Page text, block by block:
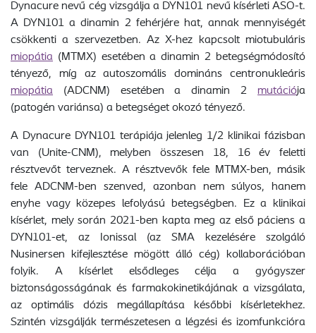
Dynacure nevű cég vizsgálja a DYN101 nevű kísérleti ASO-t.
A DYN101 a dinamin 2 fehérjére hat, annak mennyiségét
csökkenti a szervezetben. Az X-hez kapcsolt miotubuláris
miopátia (MTMX) esetében a dinamin 2 betegségmódosító
tényező, míg az autoszomális domináns centronukleáris
miopátia (ADCNM) esetében a dinamin 2 mutációja
(patogén variánsa) a betegséget okozó tényező.
A Dynacure DYN101 terápiája jelenleg 1/2 klinikai fázisban
van (Unite-CNM), melyben összesen 18, 16 év feletti
résztvevőt terveznek. A résztvevők fele MTMX-ben, másik
fele ADCNM-ben szenved, azonban nem súlyos, hanem
enyhe vagy közepes lefolyású betegségben. Ez a klinikai
kísérlet, mely során 2021-ben kapta meg az első páciens a
DYN101-et, az Ionissal (az SMA kezelésére szolgáló
Nusinersen kifejlesztése mögött álló cég) kollaborációban
folyik. A kísérlet elsődleges célja a gyógyszer
biztonságosságának és farmakokinetikájának a vizsgálata,
az optimális dózis megállapítása későbbi kísérletekhez.
Szintén vizsgálják természetesen a légzési és izomfunkcióra